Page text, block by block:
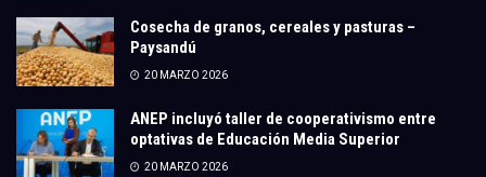
Cosecha de granos, cereales y pasturas –
Paysandú
20 MARZO 2026
ANEP incluyó taller de cooperativismo entre
optativas de Educación Media Superior
20 MARZO 2026